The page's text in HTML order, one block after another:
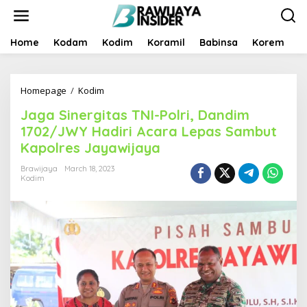
t
Home Kodam Kodim Koramil Babinsa Korem
Homepage / Kodim
g
a
S
i
n
I
-
Jaga Sinergitas TNI-Polri, Dandim
1702/JWY Hadiri Acara Lepas Sambut
Kapolres Jayawijaya
Brawijaya
March 18, 2023
Kodim